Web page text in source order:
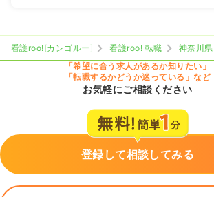
看護roo![カンゴルー] 看護roo! 転職 神奈川県
「希望に合う求人があるか知りたい」
「転職するかどうか迷っている」など
お気軽にご相談ください
登録して相談してみる